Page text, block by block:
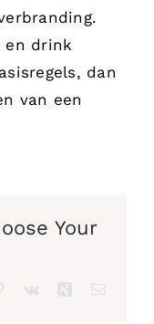
en drink
dan
van een
Your